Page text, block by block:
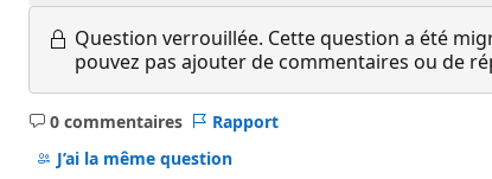
Question verrouillée. Cette question a été
pouvez pas ajouter de commentaires ou de
0 commentaires
Aucun
commentaire
Rapport
J’ai la même question